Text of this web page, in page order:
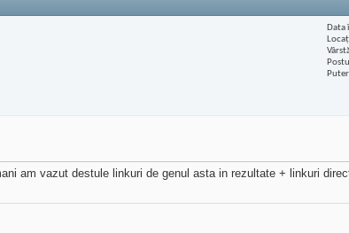
Data
am vazut destule linkuri de genul asta in rezultate + linkuri